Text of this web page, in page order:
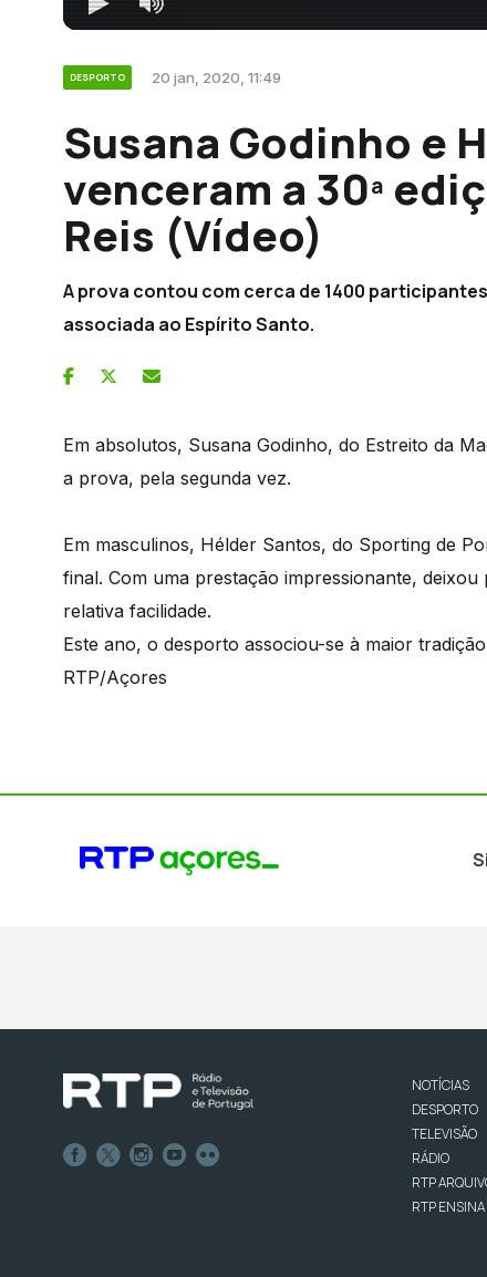
DESPORTO 20 jan, 2020, 11:49
Susana Godinho e
venceram a 30ª
Reis (Vídeo)
A prova contou com cerca de 1400
associada ao Espírito Santo.
Em absolutos, Susana Godinho, do Estreito da
a prova, pela segunda vez.
Em masculinos, Hélder Santos, do Sporting de
final. Com uma prestação impressionante,
relativa facilidade.
Este ano, o desporto associou-se à maior
RTP/Açores
NOTÍCIAS
DESPORTO
TELEVISÃO
RÁDIO
RTP
RTP ENSINA